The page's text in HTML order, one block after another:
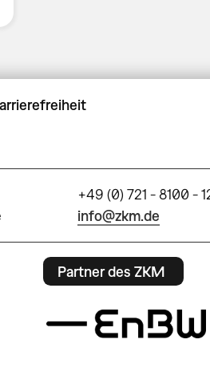
+49 (0) 721 - 8100 -
info@zkm.de
Partner des ZKM